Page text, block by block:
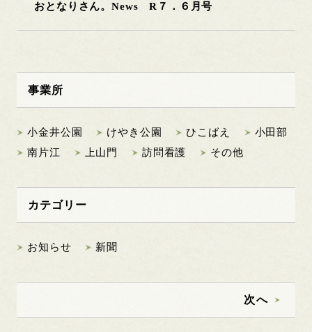
おとなりさん。News R７．６月号
事業所
小金井公園 けやき公園 ひこばえ
小田部
南片江
上山門 訪問看護 その他
カテゴリー
お知らせ 新聞
次へ